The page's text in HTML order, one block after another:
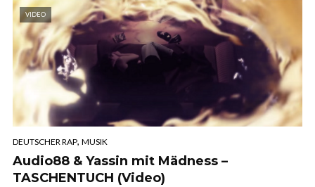
VIDEO
DEUTSCHER RAP, MUSIK
Audio88 & Yassin mit Mädness –
TASCHENTUCH (Video)